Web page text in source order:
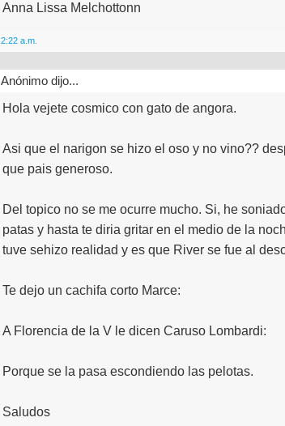
Anna Lissa Melchottonn
2:22 a.m.
Anónimo dijo...
Hola vejete cosmico con gato de angora.
Asi que el narigon se hizo el oso y no vino??
que pais generoso.
Del topico no se me ocurre mucho. Si, he
patas y hasta te diria gritar en el medio de la
tuve sehizo realidad y es que River se fue al
Te dejo un cachifa corto Marce:
A Florencia de la V le dicen Caruso Lombardi:
Porque se la pasa escondiendo las pelotas.
Saludos